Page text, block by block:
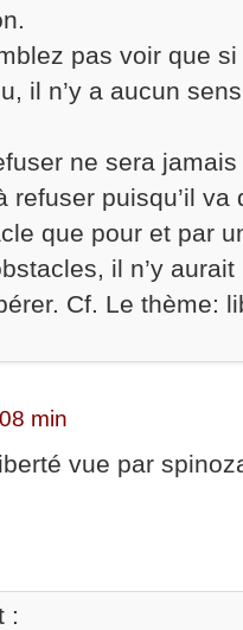
pas voir que
il n’y a aucun
ne sera
puisqu’il va
que pour et par
il n’y
Cf. Le thème:
min
vue par
: